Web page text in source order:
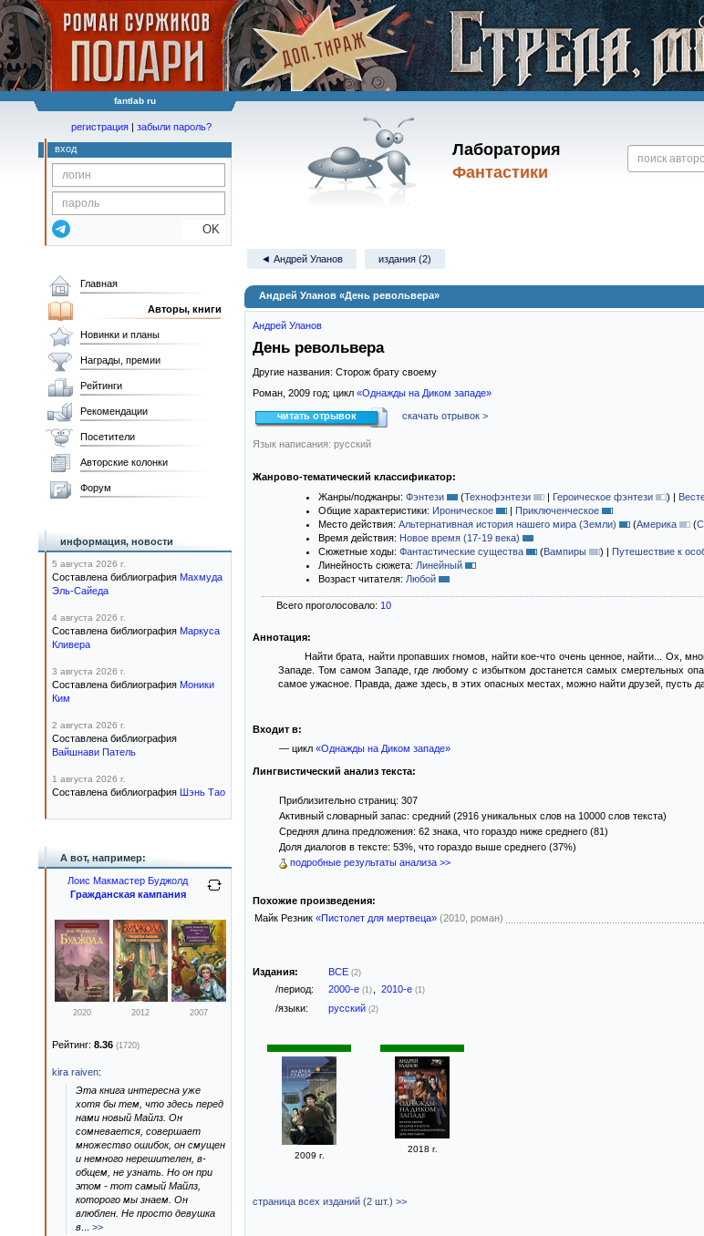
fantlab ru
Лаборатория
Фантастики
регистрация | забыли пароль?
вход
OK
◄ Андрей Уланов издания (2)
Андрей Уланов «День револьвера»
Андрей Уланов
День револьвера
Другие названия: Сторож брату своему
Роман, 2009 год; цикл «Однажды на Диком западе»
читать отрывок скачать отрывок >
Язык написания: русский
Жанрово-тематический классификатор:
Жанры/поджанры: Фэнтези (Технофэнтези | Героическое фэнтези ) |
Общие характеристики: Ироническое | Приключенческое
Место действия: Альтернативная история нашего мира (Земли) (Америка (
Время действия: Новое время (17-19 века)
Сюжетные ходы: Фантастические существа (Вампиры ) | Путешествие к
Линейность сюжета: Линейный
Возраст читателя: Любой
Всего проголосовало: 10
Аннотация:
Найти брата, найти пропавших гномов, найти кое-что очень ценное, найти... Ох,
Западе. Том самом Западе, где любому с избытком достанется самых смертельных
самое ужасное. Правда, даже здесь, в этих опасных местах, можно найти друзей, пусть
Входит в:
— цикл «Однажды на Диком западе»
Лингвистический анализ текста:
Приблизительно страниц: 307
Активный словарный запас: средний (2916 уникальных слов на 10000 слов текста)
Средняя длина предложения: 62 знака, что гораздо ниже среднего (81)
Доля диалогов в тексте: 53%, что гораздо выше среднего (37%)
подробные результаты анализа >>
Похожие произведения:
Майк Резник «Пистолет для мертвеца» (2010, роман)
Издания: ВСЕ (2)
/период: 2000-е (1) 2010-е (1)
/языки: русский (2)
2009 г.
2018 г.
страница всех изданий (2 шт.) >>
Главная
Авторы, книги
Новинки и планы
Награды, премии
Рейтинги
Рекомендации
Посетители
Авторские колонки
Форум
информация, новости
5 августа 2026 г.
Составлена библиография Махмуда
Эль-Сайеда
4 августа 2026 г.
Составлена библиография Маркуса
Кливера
3 августа 2026 г.
Составлена библиография Моники
Ким
2 августа 2026 г.
Составлена библиография
Вайшнави Патель
1 августа 2026 г.
Составлена библиография Шэнь Тао
А вот, например:
Лоис Макмастер Буджолд
Гражданская кампания
2020 2012 2007
Рейтинг: 8.36 (1720)
kira raiven:
Эта книга интересна уже
хотя бы тем, что здесь перед
нами новый Майлз. Он
сомневается, совершает
множество ошибок, он смущен
и немного нерешителен, в-
общем, не узнать. Но он при
этом - тот самый Майлз,
которого мы знаем. Он
влюблен. Не просто девушка
в
>>